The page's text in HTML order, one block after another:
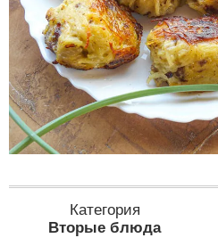
Категория
Вторые блюда